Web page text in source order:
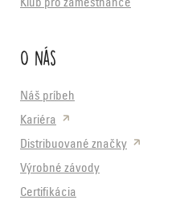
Klub pro zamestnance
O nás
Náš príbeh
Kariéra
Distribuované značky
Výrobné závody
Certifikácia